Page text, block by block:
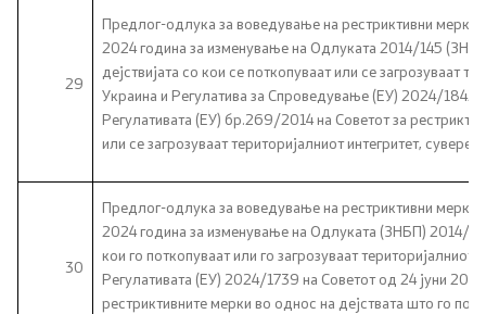
29
Предлог-одлука за воведување на рестриктивни
2024 година за изменување на Одлуката 2014/145
дејствијата со кои се поткопуваат или се загрозуваат
Украина и Регулатива за Спроведување (ЕУ) 2024/1842
Регулативата (ЕУ) бр.269/2014 на Советот за
или се загрозуваат територијалниот интегритет,
30
Предлог-одлука за воведување на рестриктивни
2024 година за изменување на Одлуката (ЗНБП) 2014/
кои го поткопуваат или го загрозуваат територијалниот
Регулативата (ЕУ) 2024/1739 на Советот од 24 јуни
рестриктивните мерки во однос на дејствата што го